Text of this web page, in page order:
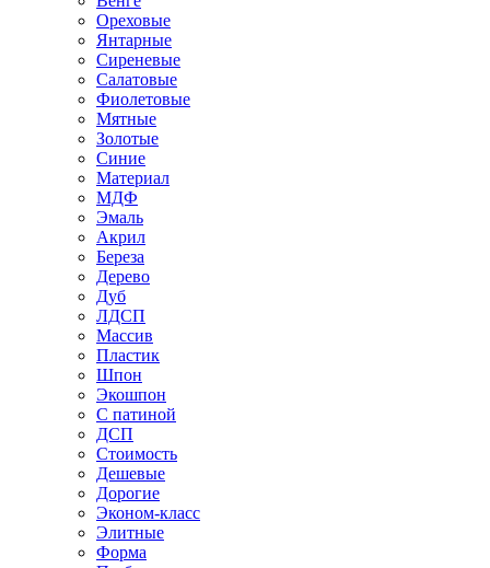
Ореховые
Янтарные
Сиреневые
Салатовые
Фиолетовые
Мятные
Золотые
Синие
Материал
МДФ
Эмаль
Акрил
Береза
Дерево
Дуб
ЛДСП
Массив
Пластик
Шпон
Экошпон
С патиной
ДСП
Стоимость
Дешевые
Дорогие
Эконом-класс
Элитные
Форма